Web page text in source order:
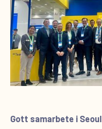
Gott samarbete i Seoul